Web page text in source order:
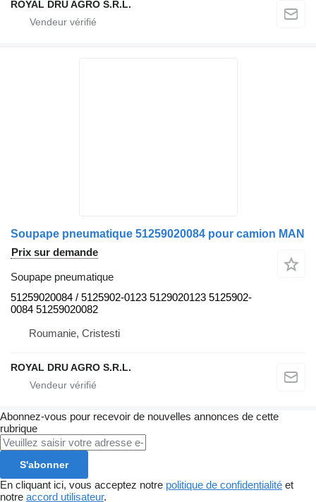
ROYAL DRU AGRO S.R.L.
Soupape pneumatique 51259020084 pour camion MAN
Prix sur demande
Soupape pneumatique
51259020084 / 5125902-0123 5129020123 5125902-
0084 51259020082
Roumanie, Cristesti
ROYAL DRU AGRO S.R.L.
Abonnez-vous pour recevoir de nouvelles annonces de cette
rubrique
S'abonner
En cliquant ici, vous acceptez notre politique de confidentialité et
notre accord utilisateur.